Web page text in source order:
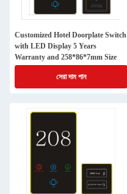
Customized Hotel Doorplate Switch
with LED Display 5 Years
Warranty and 258*86*7mm Size
সেরা দাম পান